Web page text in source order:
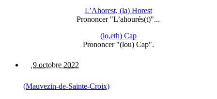
L’Ahorest, (la) Horest
Prononcer "L’ahourés(t)"...
(lo,eth) Cap
Prononcer "(lou) Cap".
9 octobre 2022
(Mauvezin-de-Sainte-Croix)